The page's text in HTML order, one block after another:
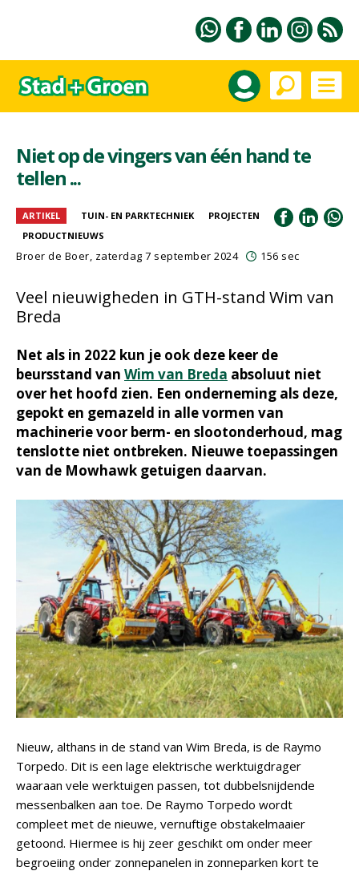
Niet op de vingers van één hand te
tellen ...
ARTIKEL TUIN- EN PARKTECHNIEK
PROJECTEN
PRODUCTNIEUWS
Broer de Boer, zaterdag 7 september 2024 156 sec
Veel nieuwigheden in GTH-stand Wim van
Breda
Net als in 2022 kun je ook deze keer de
beursstand van Wim van Breda absoluut niet
over het hoofd zien. Een onderneming als deze,
gepokt en gemazeld in alle vormen van
machinerie voor berm- en slootonderhoud, mag
tenslotte niet ontbreken. Nieuwe toepassingen
van de Mowhawk getuigen daarvan.
Nieuw, althans in de stand van Wim Breda, is de Raymo
Torpedo. Dit is een lage elektrische werktuigdrager
waaraan vele werktuigen passen, tot dubbelsnijdende
messenbalken aan toe. De Raymo Torpedo wordt
compleet met de nieuwe, vernuftige obstakelmaaier
getoond. Hiermee is hij zeer geschikt om onder meer
begroeiing onder zonnepanelen in zonneparken kort te